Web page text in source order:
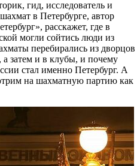
гид, исследователь и
в Петербурге, автор
расскажет, где в
могли сойтись люди из
перебирались из дворцов
а затем и в клубы, и почему
стал именно Петербург. А
на шахматную партию как